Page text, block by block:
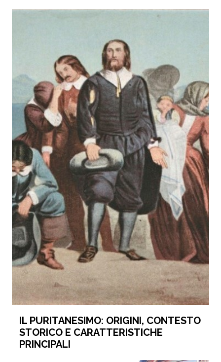
IL PURITANESIMO: ORIGINI, CONTESTO
STORICO E CARATTERISTICHE
PRINCIPALI